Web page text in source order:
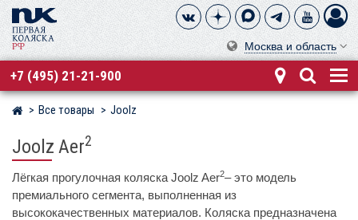
Москва и область
+7 (495) 21-21-900
Магазин детских колясок
Все товары Joolz
Joolz Aer2
Лёгкая прогулочная коляска Joolz Aer2– это модель
премиального сегмента, выполненная из
высококачественных материалов. Коляска предназначена